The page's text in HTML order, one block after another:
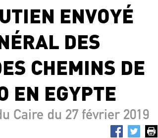
ENVOYÉ
DES
CHEMINS DE
EN EGYPTE
Caire du 27 février 2019